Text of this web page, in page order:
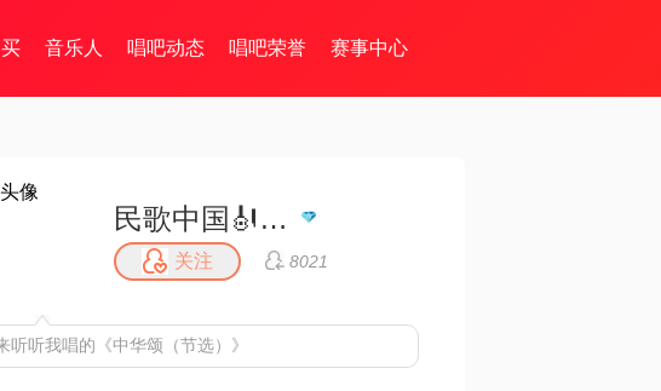
音乐人 唱吧动态 唱吧荣誉 赛事中心
民歌中国🎻情歌王子一月一首
关注 8021
听听我唱的《中华颂（节选）》